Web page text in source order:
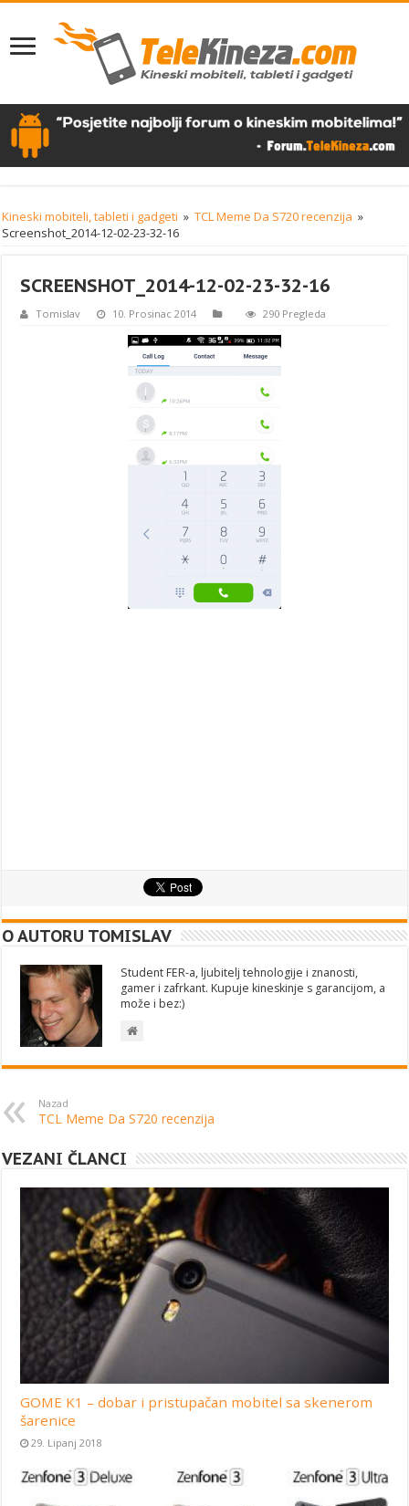
Kineski mobiteli, tableti i gadgeti » TCL Meme Da S720 recenzija »
Screenshot_2014-12-02-23-32-16
SCREENSHOT_2014-12-02-23-32-16
Tomislav 10. Prosinac 2014 290 Pregleda
O AUTORU TOMISLAV
Student FER-a, ljubitelj tehnologije i znanosti,
gamer i zafrkant. Kupuje kineskinje s garancijom, a
može i bez:)
Nazad
TCL Meme Da S720 recenzija
VEZANI ČLANCI
GOME K1 – dobar i pristupačan mobitel sa skenerom
šarenice
29. Lipanj 2018